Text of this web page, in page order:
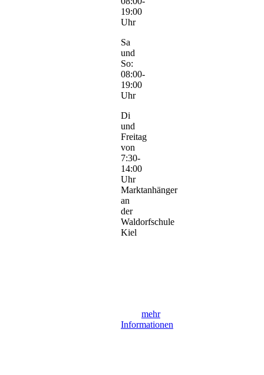
19:00
Uhr
Sa
und
So:
08:00-
19:00
Uhr
Di
und
Freitag
von
7:30-
14:00
Uhr
Marktanhänger
an
der
Waldorfschule
Kiel
mehr
Informationen